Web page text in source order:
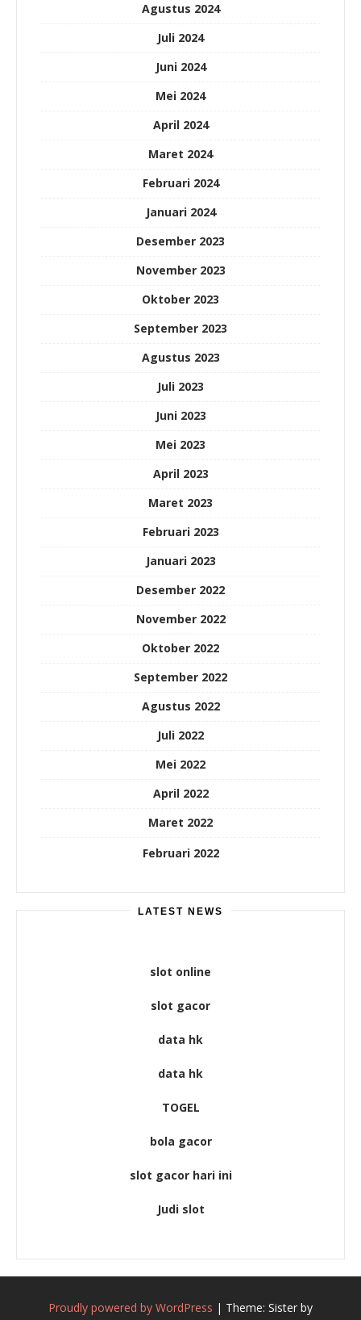
Agustus 2024
Juli 2024
Juni 2024
Mei 2024
April 2024
Maret 2024
Februari 2024
Januari 2024
Desember 2023
November 2023
Oktober 2023
September 2023
Agustus 2023
Juli 2023
Juni 2023
Mei 2023
April 2023
Maret 2023
Februari 2023
Januari 2023
Desember 2022
November 2022
Oktober 2022
September 2022
Agustus 2022
Juli 2022
Mei 2022
April 2022
Maret 2022
Februari 2022
LATEST NEWS
slot online
slot gacor
data hk
data hk
TOGEL
bola gacor
slot gacor hari ini
Judi slot
Proudly powered by WordPress | Theme: Sister by